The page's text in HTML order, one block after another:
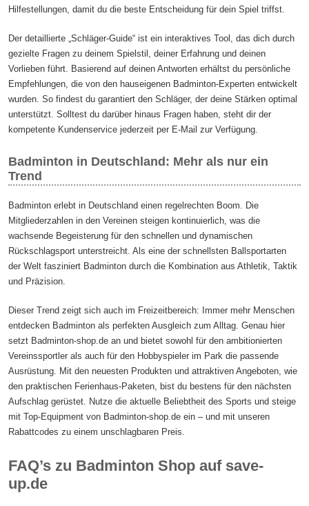
Hilfestellungen, damit du die beste Entscheidung für dein Spiel triffst.
Der detaillierte „Schläger-Guide“ ist ein interaktives Tool, das dich durch
gezielte Fragen zu deinem Spielstil, deiner Erfahrung und deinen
Vorlieben führt. Basierend auf deinen Antworten erhältst du persönliche
Empfehlungen, die von den hauseigenen Badminton-Experten entwickelt
wurden. So findest du garantiert den Schläger, der deine Stärken optimal
unterstützt. Solltest du darüber hinaus Fragen haben, steht dir der
kompetente Kundenservice jederzeit per E-Mail zur Verfügung.
Badminton in Deutschland: Mehr als nur ein
Trend
Badminton erlebt in Deutschland einen regelrechten Boom. Die
Mitgliederzahlen in den Vereinen steigen kontinuierlich, was die
wachsende Begeisterung für den schnellen und dynamischen
Rückschlagsport unterstreicht. Als eine der schnellsten Ballsportarten
der Welt fasziniert Badminton durch die Kombination aus Athletik, Taktik
und Präzision.
Dieser Trend zeigt sich auch im Freizeitbereich: Immer mehr Menschen
entdecken Badminton als perfekten Ausgleich zum Alltag. Genau hier
setzt Badminton-shop.de an und bietet sowohl für den ambitionierten
Vereinssportler als auch für den Hobbyspieler im Park die passende
Ausrüstung. Mit den neuesten Produkten und attraktiven Angeboten, wie
den praktischen Ferienhaus-Paketen, bist du bestens für den nächsten
Aufschlag gerüstet. Nutze die aktuelle Beliebtheit des Sports und steige
mit Top-Equipment von Badminton-shop.de ein – und mit unseren
Rabattcodes zu einem unschlagbaren Preis.
FAQ’s zu Badminton Shop auf save-
up.de